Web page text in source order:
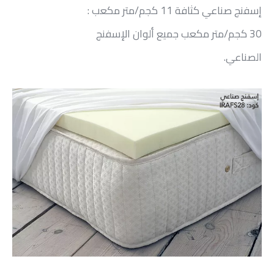
إسفنج صناعي كثافة 11 كجم/متر مكعب :
30 كجم/متر مكعب جميع ألوان الإسفنج
الصناعي.